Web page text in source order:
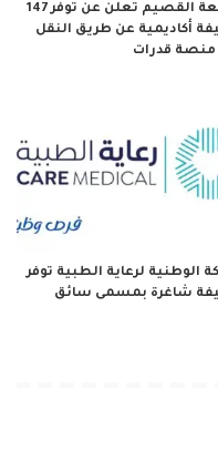
جامعة القصيم تعلن عن توفر 147
أكاديمية عن طريق النقل
منصة قدرات
الوطنية لرعاية الطبية توفر
شاغرة بمسمى سائق